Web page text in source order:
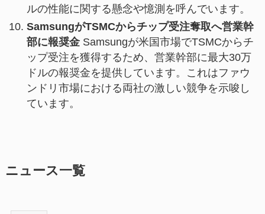
ルの性能に関する懸念や憶測を呼んでいます。
SamsungがTSMCからチップ受注奪取へ営業幹
部に報奨金Samsungが米国市場でTSMCからチ
ップ受注を獲得するため、営業幹部に最大30万
ドルの報奨金を提供しています。これはファウ
ンドリ市場における両社の激しい競争を示唆し
ています。
ニュース一覧